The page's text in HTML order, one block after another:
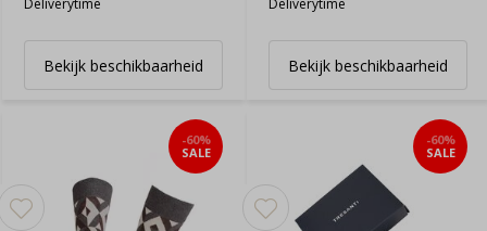
Deliverytime
Bekijk beschikbaarheid
Deliverytime
Bekijk beschikbaarheid
-60%
SALE
-60%
SALE